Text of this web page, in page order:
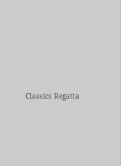
Classics Regatta